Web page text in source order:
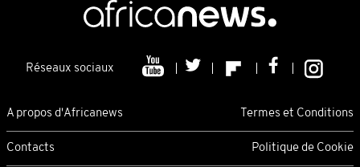
Réseaux sociaux
A propos d'Africanews Termes et Conditions
Contacts Politique de Cookie